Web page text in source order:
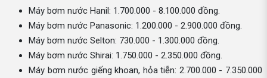
Máy bơm nước Hanil: 1.700.000 - 8.100.000 đồng.
Máy bơm nước Panasonic: 1.200.000 - 2.900.000 đồng.
Máy bơm nước Selton: 730.000 - 1.300.000 đồng.
Máy bơm nước Shirai: 1.750.000 - 2.350.000 đồng.
Máy bơm nước giếng khoan, hỏa tiễn: 2.700.000 - 7.350.000